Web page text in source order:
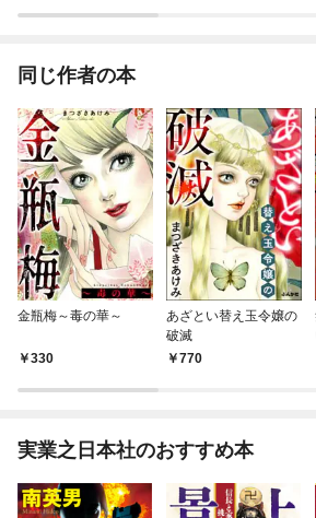
同じ作者の本
金瓶梅～毒の華～
330
あざとい替え玉令嬢の
破滅
770
実業之日本社のおすすめ本